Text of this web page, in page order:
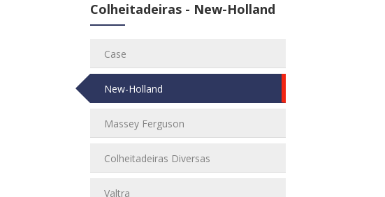
Colheitadeiras - New-Holland
Case
New-Holland
Massey Ferguson
Colheitadeiras Diversas
Valtra